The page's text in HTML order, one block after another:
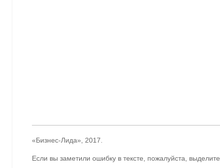
«Бизнес-Лида», 2017.
Если вы заметили ошибку в тексте, пожалуйста,